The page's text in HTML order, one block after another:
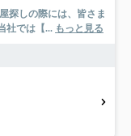
社では【... もっと見る